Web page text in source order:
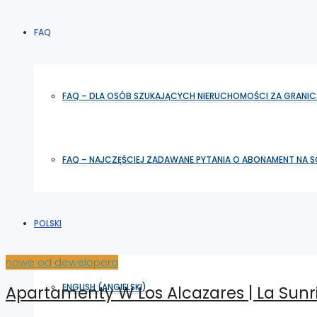
FAQ
FAQ – DLA OSÓB SZUKAJĄCYCH NIERUCHOMOŚCI ZA
FAQ – NAJCZĘŚCIEJ ZADAWANE PYTANIA O ABONAMENT NA
POLSKI
ENGLISH (ANGIELSKI)
nowe od dewelopera
Apartamenty W Los Alcazares | La